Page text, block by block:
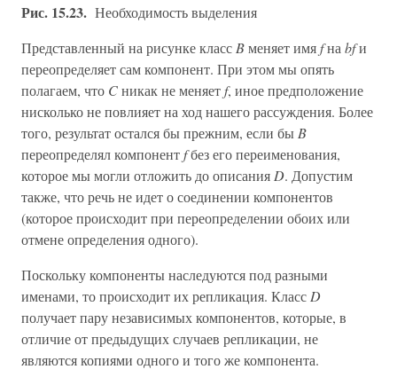
Рис. 15.23. Необходимость выделения
Представленный на рисунке класс Bменяет имяfна bfи
переопределяет сам компонент. При этом мы опять
полагаем, что Cникак не меняетf, иное предположение
нисколько не повлияет на ход нашего рассуждения. Более
того, результат остался бы прежним, если бы B
переопределял компонентfбез его переименования,
которое мы могли отложить до описания D. Допустим
также, что речь не идет о соединении компонентов
(которое происходит при переопределении обоих или
отмене определения одного).
Поскольку компоненты наследуются под разными
именами, то происходит их репликация. Класс D
получает пару независимых компонентов, которые, в
отличие от предыдущих случаев репликации, не
являются копиями одного и того же компонента.